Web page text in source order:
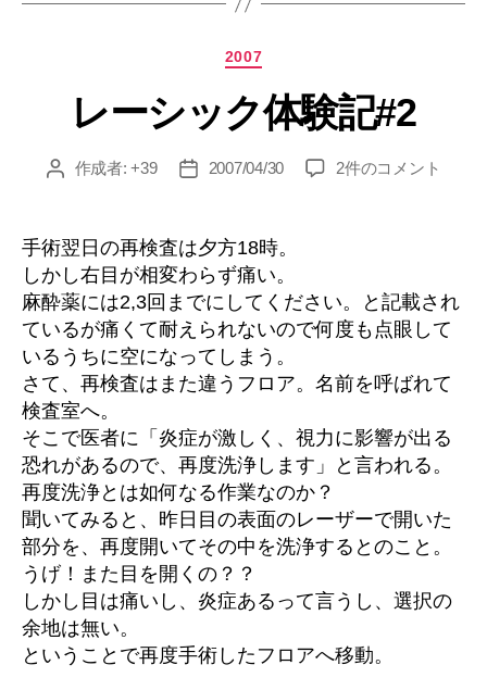
カ
ゴ
リ
2007
レーシック体験記#2
投 作成者:+39
投
2007/04/30
レ
験
記
へ
2件のコメント
手術翌日の再検査は夕方18時。
しかし右目が相変わらず痛い。
麻酔薬には2,3回までにしてください。と記載され
ているが痛くて耐えられないので何度も点眼して
いるうちに空になってしまう。
さて、再検査はまた違うフロア。名前を呼ばれて
検査室へ。
そこで医者に「炎症が激しく、視力に影響が出る
恐れがあるので、再度洗浄します」と言われる。
再度洗浄とは如何なる作業なのか？
聞いてみると、昨日目の表面のレーザーで開いた
部分を、再度開いてその中を洗浄するとのこと。
うげ！また目を開くの？？
しかし目は痛いし、炎症あるって言うし、選択の
余地は無い。
ということで再度手術したフロアへ移動。